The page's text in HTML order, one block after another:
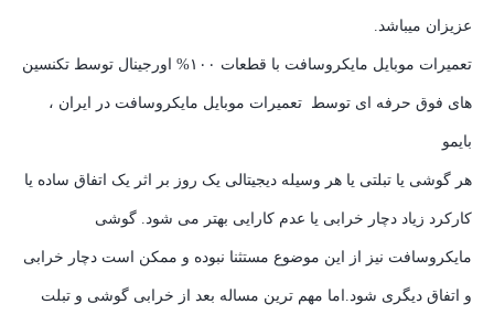
عزیزان میباشد.
تعمیرات موبایل مایکروسافت با قطعات ۱۰۰% اورجینال توسط تکنسین
های فوق حرفه ای توسط تعمیرات موبایل مایکروسافت در ایران ،
بایمو
هر گوشی یا تبلتی یا هر وسیله دیجیتالی یک روز بر اثر یک اتفاق ساده یا
کارکرد زیاد دچار خرابی یا عدم کارایی بهتر می شود. گوشی
مایکروسافت نیز از این موضوع مستثنا نبوده و ممکن است دچار خرابی
و اتفاق دیگری شود.اما مهم ترین مساله بعد از خرابی گوشی و تبلت